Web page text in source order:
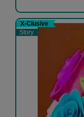
X-Clusive
Story